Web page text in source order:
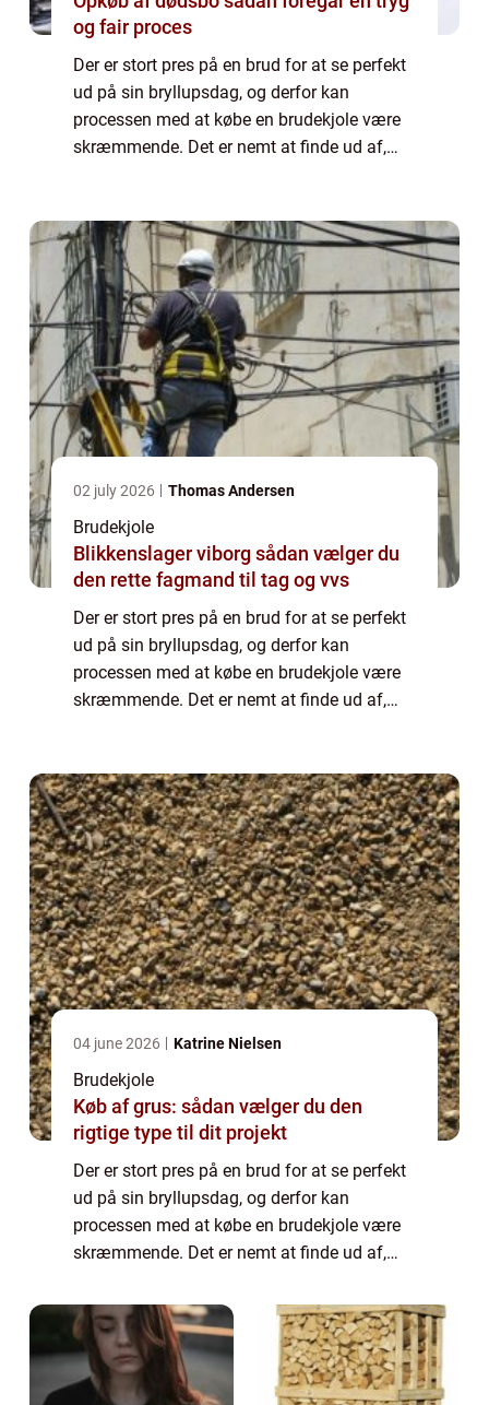
og fair proces
Der er stort pres på en brud for at se perfekt
ud på sin bryllupsdag, og derfor kan
processen med at købe en brudekjole være
skræmmende. Det er nemt at finde ud af,
Hvorf...
02 july 2026 Thomas Andersen
Brudekjole
Blikkenslager viborg sådan vælger du
den rette fagmand til tag og vvs
Der er stort pres på en brud for at se perfekt
ud på sin bryllupsdag, og derfor kan
processen med at købe en brudekjole være
skræmmende. Det er nemt at finde ud af,
Hvorf...
04 june 2026 Katrine Nielsen
Brudekjole
Køb af grus: sådan vælger du den
rigtige type til dit projekt
Der er stort pres på en brud for at se perfekt
ud på sin bryllupsdag, og derfor kan
processen med at købe en brudekjole være
skræmmende. Det er nemt at finde ud af,
er afgørende at vide, hvordan man gør.
Hvorf...